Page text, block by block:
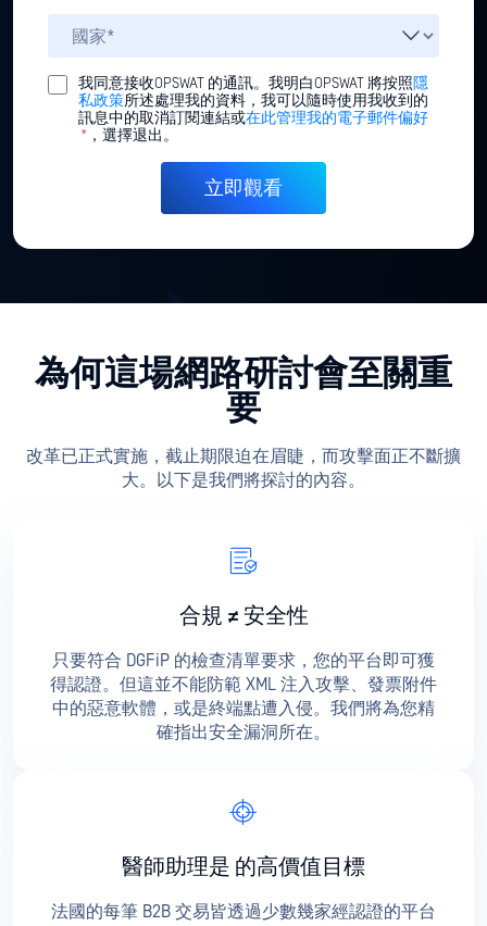
我同意接收OPSWAT 的通訊。我明白OPSWAT 將按照隱
私政策所述處理我的資料，我可以隨時使用我收到的
訊息中的取消訂閱連結或在此管理我的電子郵件偏好
* ，選擇退出。
為何這場網路研討會至關重
要
改革已正式實施，截止期限迫在眉睫，而攻擊面正不斷擴
大。以下是我們將探討的內容。
合規 ≠ 安全性
只要符合 DGFiP 的檢查清單要求，您的平台即可獲
得認證。但這並不能防範 XML 注入攻擊、發票附件
中的惡意軟體，或是終端點遭入侵。我們將為您精
確指出安全漏洞所在。
醫師助理是 的高價值目標
法國的每筆 B2B 交易皆透過少數幾家經認證的平台